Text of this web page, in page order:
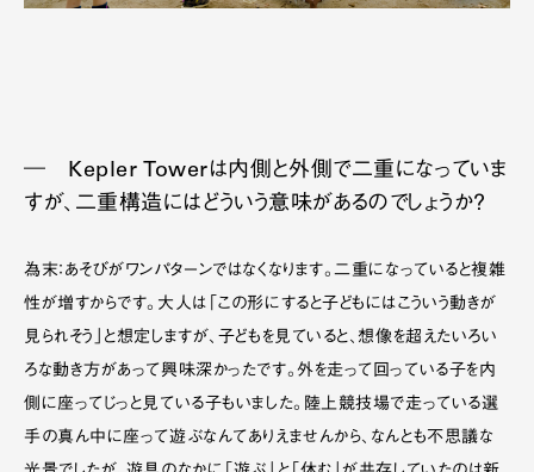
― Kepler Towerは内側と外側で二重になっていま
すが、二重構造にはどういう意味があるのでしょうか？
為末：あそびがワンパターンではなくなります。二重になっていると複雑
性が増すからです。大人は「この形にすると子どもにはこういう動きが
見られそう」と想定しますが、子どもを見ていると、想像を超えたいろい
ろな動き方があって興味深かったです。外を走って回っている子を内
側に座ってじっと見ている子もいました。陸上競技場で走っている選
手の真ん中に座って遊ぶなんてありえませんから、なんとも不思議な